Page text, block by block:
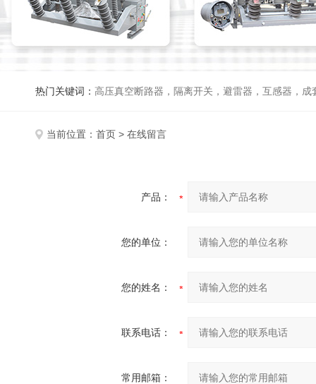
热门关键词： 高压真空断路器，隔离开关，避雷器，互感器，成
当前位置： 首页 > 在线留言
产品：
您的单位：
您的姓名：
联系电话：
常用邮箱：